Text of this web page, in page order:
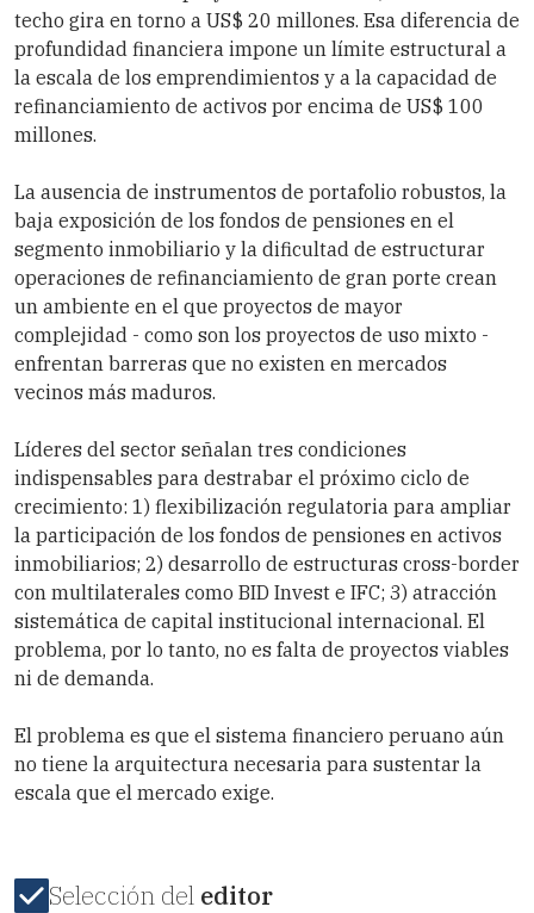
techo gira en torno a US$ 20 millones. Esa diferencia de
profundidad financiera impone un límite estructural a
la escala de los emprendimientos y a la capacidad de
refinanciamiento de activos por encima de US$ 100
millones.
La ausencia de instrumentos de portafolio robustos, la
baja exposición de los fondos de pensiones en el
segmento inmobiliario y la dificultad de estructurar
operaciones de refinanciamiento de gran porte crean
un ambiente en el que proyectos de mayor
complejidad - como son los proyectos de uso mixto -
enfrentan barreras que no existen en mercados
vecinos más maduros.
Líderes del sector señalan tres condiciones
indispensables para destrabar el próximo ciclo de
crecimiento: 1) flexibilización regulatoria para ampliar
la participación de los fondos de pensiones en activos
inmobiliarios; 2) desarrollo de estructuras cross-border
con multilaterales como BID Invest e IFC; 3) atracción
sistemática de capital institucional internacional. El
problema, por lo tanto, no es falta de proyectos viables
ni de demanda.
El problema es que el sistema financiero peruano aún
no tiene la arquitectura necesaria para sustentar la
escala que el mercado exige.
Selección del editor